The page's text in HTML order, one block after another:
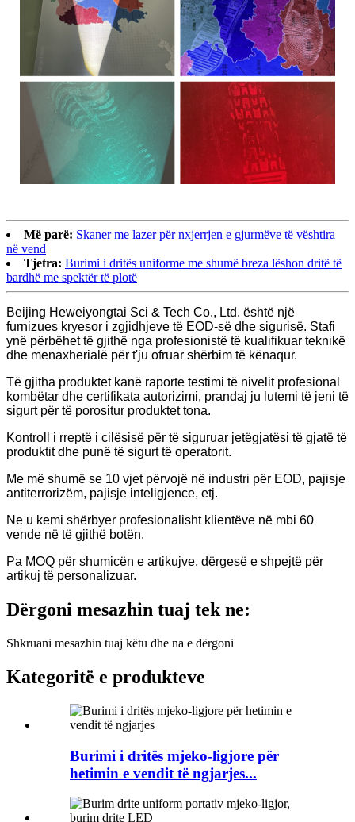
Më parë: Skaner me lazer për nxjerrjen e gjurmëve të vështira
në vend
Tjetra: Burimi i dritës uniforme me shumë breza lëshon dritë të
bardhë me spektër të plotë
Beijing Heweiyongtai Sci & Tech Co., Ltd. është një
furnizues kryesor i zgjidhjeve të EOD-së dhe sigurisë. Stafi
ynë përbëhet të gjithë nga profesionistë të kualifikuar teknikë
dhe menaxherialë për t'ju ofruar shërbim të kënaqur.
Të gjitha produktet kanë raporte testimi të nivelit profesional
kombëtar dhe certifikata autorizimi, prandaj ju lutemi të jeni të
sigurt për të porositur produktet tona.
Kontroll i rreptë i cilësisë për të siguruar jetëgjatësi të gjatë të
produktit dhe punë të sigurt të operatorit.
Me më shumë se 10 vjet përvojë në industri për EOD, pajisje
antiterrorizëm, pajisje inteligjence, etj.
Ne u kemi shërbyer profesionalisht klientëve në mbi 60
vende në të gjithë botën.
Pa MOQ për shumicën e artikujve, dërgesë e shpejtë për
artikuj të personalizuar.
Dërgoni mesazhin tuaj tek ne:
Shkruani mesazhin tuaj këtu dhe na e dërgoni
Kategoritë e produkteve
Burimi i dritës mjeko-ligjore për
hetimin e vendit të ngjarjes...